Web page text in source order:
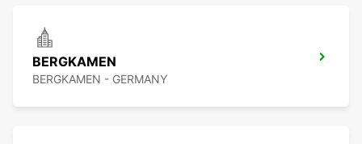
BERGKAMEN
BERGKAMEN - GERMANY